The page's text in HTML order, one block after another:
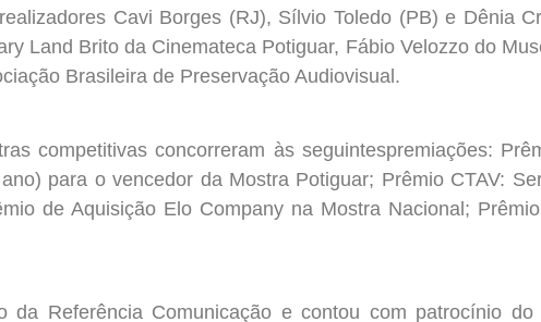
Cavi Borges (RJ), Sílvio Toledo (PB) e Dênia
Land Brito da Cinemateca Potiguar, Fábio Velozzo do
Brasileira de Preservação Audiovisual.
competitivas concorreram às seguintespremiações:
para o vencedor da Mostra Potiguar; Prêmio CTAV:
de Aquisição Elo Company na Mostra Nacional;
da Referência Comunicação e contou com patrocínio